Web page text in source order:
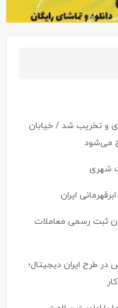
و تخریب شد / خیابان
شهری
ایران
ثبت رسمی معاملات
با اولویت سلامت
بصری دنبال می‌شود